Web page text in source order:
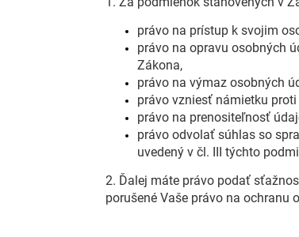
právo na prístup k svojim
právo na opravu osobných
Zákona,
právo na výmaz osobných
právo vzniesť námietku
právo na prenositeľnosť
právo odvolať súhlas so
uvedený v čl. III týchto
2. Ďalej máte právo podať
porušené Vaše právo na ochranu